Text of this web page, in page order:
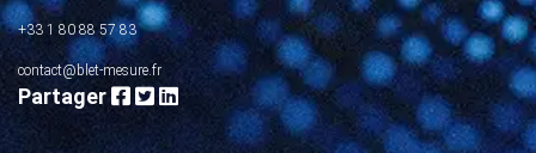
+33 1 80 88 57 83
contact@blet-mesure.fr
Partager